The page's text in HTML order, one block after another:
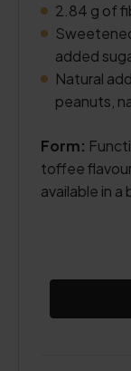
2.84 g of
added
Natural
peanuts,
Form:
toffee
available in a